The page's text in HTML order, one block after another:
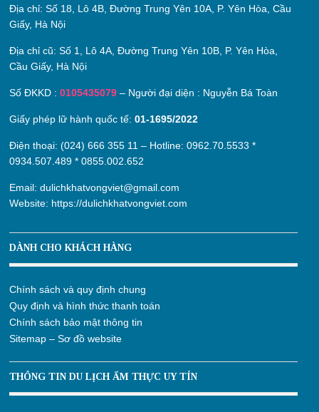
Địa chỉ:Số 18, Lô 4B, Đường Trung Yên 10A, P. Yên Hòa, Cầu
Giấy, Hà Nội
Địa chỉ cũ:Số 1, Lô 4A, Đường Trung Yên 10B, P. Yên Hòa,
Cầu Giấy, Hà Nội
Số ĐKKD :0105435079 – Người đại diện : Nguyễn Bá Toàn
Giấy phép lữ hành quốc tế:01-1695/2022
Điện thoại: (024) 666 355 11 – Hotline:0962.70.5533 *
0934.507.489 *0855.002.652
Email:dulichkhatvongviet@gmail.com
Website: https://dulichkhatvongviet.com
DÀNH CHO KHÁCH HÀNG
Chính sách và quy định chung
Quy định và hình thức thanh toán
Chính sách bảo mật thông tin
Sitemap – Sơ đồ website
THÔNG TIN DU LỊCH ẨM THỰC UY TÍN